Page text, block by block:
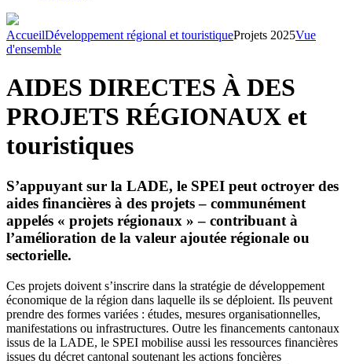
AccueilDéveloppement régional et touristiqueProjets 2025Vue
d'ensemble
AIDES DIRECTES À DES
PROJETS RÉGIONAUX et
touristiques
S’appuyant sur la LADE, le SPEI peut octroyer des
aides financières à des projets – communément
appelés « projets régionaux » – contribuant à
l’amélioration de la valeur ajoutée régionale ou
sectorielle.
Ces projets doivent s’inscrire dans la stratégie de développement
économique de la région dans laquelle ils se déploient. Ils peuvent
prendre des formes variées : études, mesures organisationnelles,
manifestations ou infrastructures. Outre les financements cantonaux
issus de la LADE, le SPEI mobilise aussi les ressources financières
issues du décret cantonal soutenant les actions foncières